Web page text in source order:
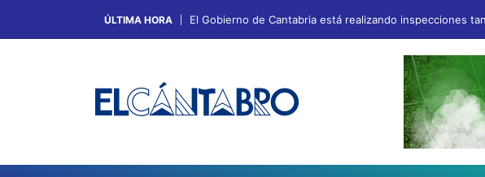
ÚLTIMA HORA El Gobierno de Cantabria está realizando inspecciones